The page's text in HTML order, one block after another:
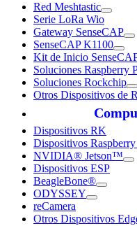
Red Meshtastic
Serie LoRa Wio
Gateway SenseCAP
SenseCAP K1100
Kit de Inicio
Soluciones Raspberry
Soluciones Rockchip
Otros Dispositivos de
Dispositivos RK
Dispositivos
NVIDIA® Jetson™
Dispositivos ESP
BeagleBone®
ODYSSEY
reCamera
Otros Dispositivos